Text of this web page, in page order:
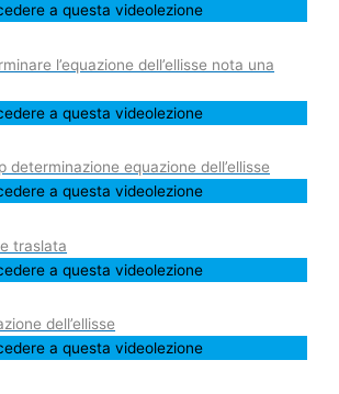
a questa videolezione
l’equazione dell’ellisse nota una
a questa videolezione
determinazione equazione dell’ellisse
a questa videolezione
traslata
a questa videolezione
dell’ellisse
a questa videolezione